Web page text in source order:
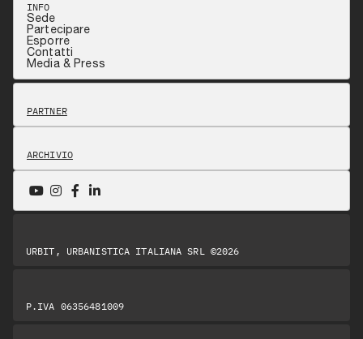
INFO
Sede
Partecipare
Esporre
Contatti
Media & Press
PARTNER
ARCHIVIO
URBIT, URBANISTICA ITALIANA SRL ©2026
P.IVA 06356481009